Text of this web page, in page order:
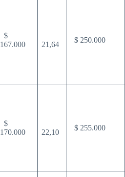
$
167.000
21,64
$ 250.000
$
170.000
22,10
$ 255.000